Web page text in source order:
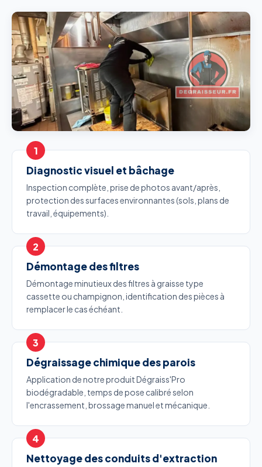
Diagnostic visuel et bâchage
Inspection complète, prise de photos avant/après,
protection des surfaces environnantes (sols, plans de
travail, équipements).
Démontage des filtres
Démontage minutieux des filtres à graisse type
cassette ou champignon, identification des pièces à
remplacer le cas échéant.
Dégraissage chimique des parois
Application de notre produit Dégraiss'Pro
biodégradable, temps de pose calibré selon
l'encrassement, brossage manuel et mécanique.
Nettoyage des conduits d'extraction